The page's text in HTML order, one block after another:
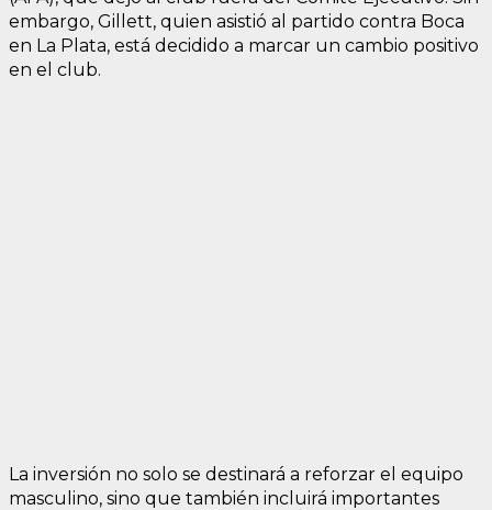
embargo, Gillett, quien asistió al partido contra Boca
en La Plata, está decidido a marcar un cambio positivo
en el club.
La inversión no solo se destinará a reforzar el equipo
masculino, sino que también incluirá importantes